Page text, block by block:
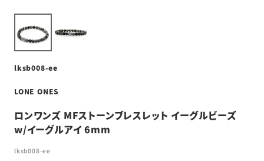
lksb008-ee
LONE ONES
ロンワンズ MFストーンブレスレット イーグルビーズ
w/イーグルアイ 6mm
lksb008-ee